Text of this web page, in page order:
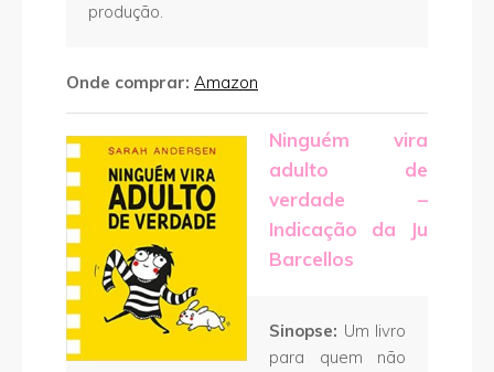
produção.
Onde comprar: Amazon
Ninguém vira
adulto de
verdade –
Indicação da Ju
Barcellos
Sinopse: Um livro
para quem não